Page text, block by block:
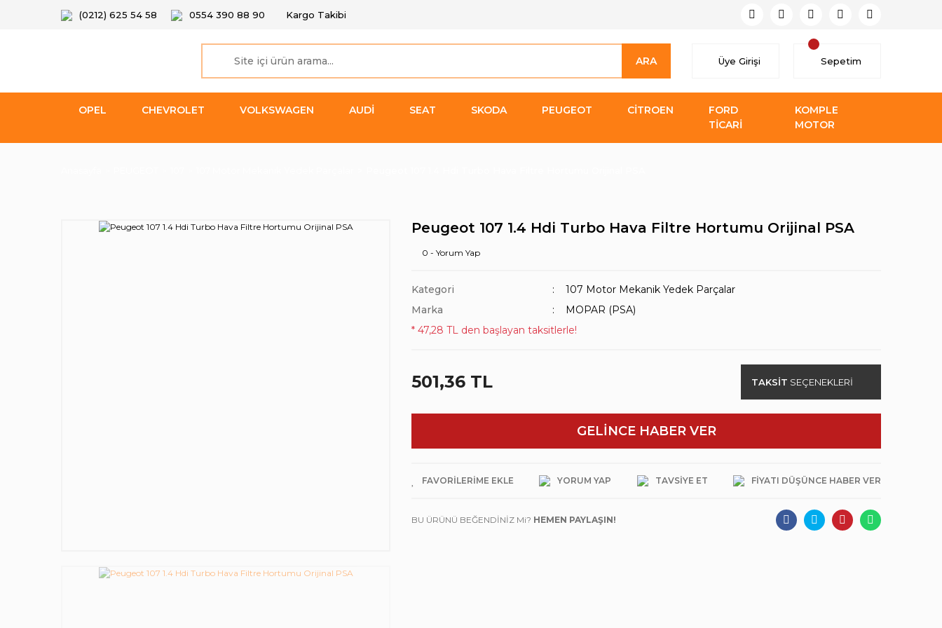
(0212) 625 54 58 0554 390 88 90 Kargo Takibi
ARA Üye Girişi Sepetim
OPEL CHEVROLET VOLKSWAGEN AUDİ SEAT SKODA PEUGEOT CİTROEN
FORD
TİCARİ
KOMPLE
MOTOR
Peugeot 107 1.4 Hdi Turbo Hava Filtre Hortumu Orijinal PSA
0 - Yorum Yap
Kategori
107 Motor Mekanik Yedek Parçalar
Marka
MOPAR (PSA)
* 47,28 TL den başlayan taksitlerle!
501,36 TL TAKSİT SEÇENEKLERİ
GELİNCE HABER VER
YORUM YAP TAVSIYE ET FIYATI DÜŞÜNCE HABER VER
BU ÜRÜNÜ BEĞENDİNİZ Mi? HEMEN PAYLAŞIN!